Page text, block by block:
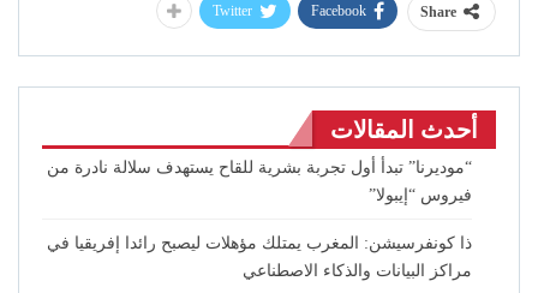
Share
Facebook
Twitter
أحدث المقالات
“موديرنا” تبدأ أول تجربة بشرية للقاح يستهدف سلالة نادرة من
فيروس “إيبولا”
ذا كونفرسيشن: المغرب يمتلك مؤهلات ليصبح رائدا إفريقيا في
مراكز البيانات والذكاء الاصطناعي